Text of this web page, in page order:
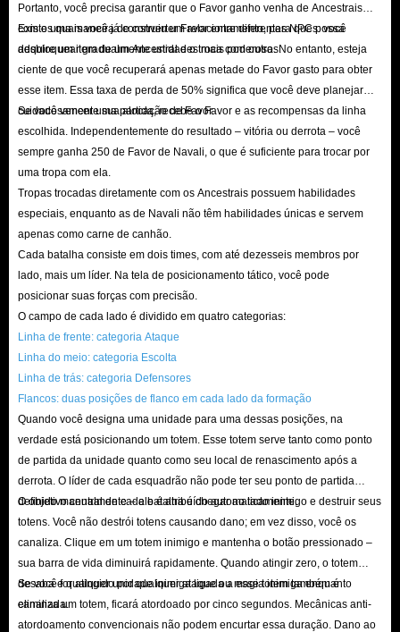
a sua exploração.
R: Muito rápida! Garantimos que entregaremos sempre a sua moeda num
curto espaço de tempo devido às nossas amplas reservas e a um sistema de
entrega robusto e seguro. Desde que siga corretamente as instruções para
encomendar e preencher as informações necessárias, e coopere com a nossa
equipa, verá a sua moeda do Path of Exile na sua conta no tempo que
demora a tomar uma chávena de chá!
P: A origem da moeda do Path of Exile da IGGM é segura?
R: Pode estar descansado. A IGGM só trabalha com os fornecedores mais
por uma verificação rigorosa. Nunca cooperaríamos com hackers ou
vendedores fraudulentos para fornecer moeda falsificada e colocar em risco
a segurança da sua conta.
P: Porque é que existe uma diferença tão grande nos preços das
moedas nas diferentes plataformas?
R: Os preços das moedas são geralmente afetados por vários fatores.
Comparativamente ao PC, a base de jogadores nas consolas (PS/Xbox) é
significativamente menor, o que significa que há menos moedas disponíveis
e menos itens a serem obtidos e trocados. Com menos jogadores, a oferta
de tudo diminui, o que aumenta o preço das moedas e do equipamento de
Path of Exile, uma vez que os jogadores competem por recursos limitados.
No entanto, pode ter a certeza que a moeda para PC/PS/Xbox na IGGM é
sempre a mais barata.
P: A IGGM é uma loja de moedas de Path of Exile de confiança?
Portanto, você precisa garantir que o Favor ganho venha de Ancestrais
com os quais você já construiu um relacionamento, para que possa
desbloquear gradualmente unidades mais poderosas.
Existe uma maneira de converter Favor entre diferentes NPCs: você
adquire um item de um Ancestral e o troca com outro. No entanto, esteja
ciente de que você recuperará apenas metade do Favor gasto para obter
esse item. Essa taxa de perda de 50% significa que você deve planejar
cuidadosamente sua alocação de Favor.
Se você vencer uma partida, recebe o Favor e as recompensas da linha
escolhida. Independentemente do resultado – vitória ou derrota – você
sempre ganha 250 de Favor de Navali, o que é suficiente para trocar por
uma tropa com ela.
Tropas trocadas diretamente com os Ancestrais possuem habilidades
especiais, enquanto as de Navali não têm habilidades únicas e servem
apenas como carne de canhão.
Cada batalha consiste em dois times, com até dezesseis membros por
lado, mais um líder. Na tela de posicionamento tático, você pode
posicionar suas forças com precisão.
O campo de cada lado é dividido em quatro categorias:
Linha de frente: categoria Ataque
Linha do meio: categoria Escolta
Linha de trás: categoria Defensores
Flancos: duas posições de flanco em cada lado da formação
Quando você designa uma unidade para uma dessas posições, na
verdade está posicionando um totem. Esse totem serve tanto como ponto
de partida da unidade quanto como seu local de renascimento após a
derrota. O líder de cada esquadrão não pode ter seu ponto de partida
definido manualmente – ele é atribuído automaticamente.
O objetivo central de cada batalha é chegar ao lado inimigo e destruir seus
totens. Você não destrói totens causando dano; em vez disso, você os
canaliza. Clique em um totem inimigo e mantenha o botão pressionado –
sua barra de vida diminuirá rapidamente. Quando atingir zero, o totem
desaba e qualquer unidade inimiga ligada a esse totem também é
eliminada.
Se você for atingido por qualquer ataque ou magia inimiga enquanto
canaliza um totem, ficará atordoado por cinco segundos. Mecânicas anti-
atordoamento convencionais não podem encurtar essa duração. Dano ao